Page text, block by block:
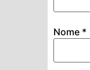
Nome *